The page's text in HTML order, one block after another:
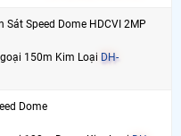
Sát Speed Dome HDCVI 2MP
150m Kim Loại DH-
Dome